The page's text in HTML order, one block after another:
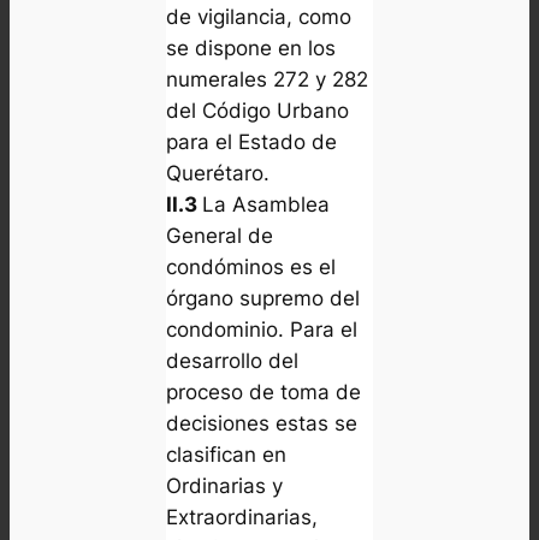
de vigilancia, como
se dispone en los
numerales 272 y 282
del Código Urbano
para el Estado de
Querétaro.
II.3 La Asamblea
General de
condóminos es el
órgano supremo del
condominio. Para el
desarrollo del
proceso de toma de
decisiones estas se
clasifican en
Ordinarias y
Extraordinarias,